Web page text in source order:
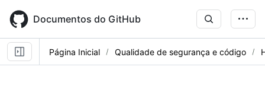
main
content
Documentos do GitHub
Página Inicial Qualidade de segurança e código